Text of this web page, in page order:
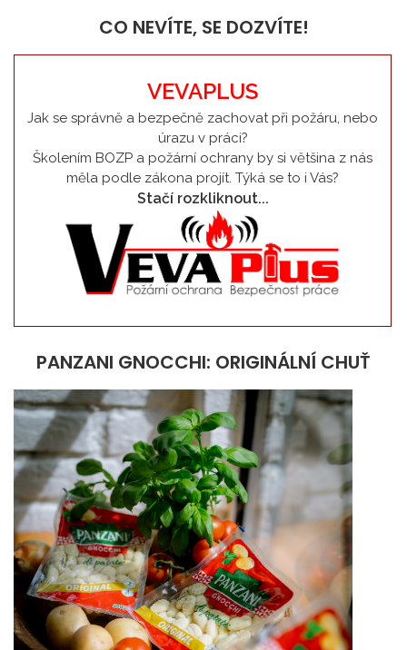
CO NEVÍTE, SE DOZVÍTE!
VEVAPLUS
Jak se správně a bezpečně zachovat při požáru, nebo
úrazu v práci?
Školením BOZP a požární ochrany by si většina z nás
měla podle zákona projít. Týká se to i Vás?
Stačí rozkliknout...
PANZANI GNOCCHI: ORIGINÁLNÍ CHUŤ